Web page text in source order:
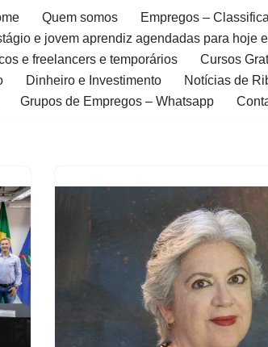
Quem somos Empregos –
e jovem aprendiz agendadas para hoje
e freelancers e temporários
Cursos
Dinheiro e Investimento Notícias de
Grupos de Empregos – Whatsapp